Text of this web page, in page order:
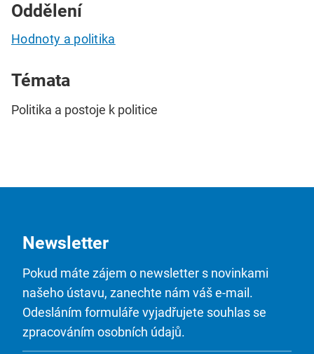
Oddělení
Hodnoty a politika
Témata
Politika a postoje k politice
Newsletter
Pokud máte zájem o newsletter s novinkami
našeho ústavu, zanechte nám váš e-mail.
Odesláním formuláře vyjadřujete souhlas se
zpracováním osobních údajů.